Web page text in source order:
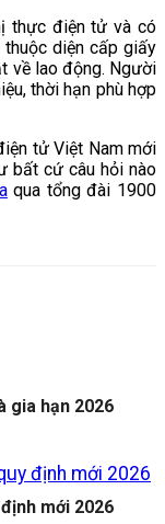
thực điện tử và có
diện cấp giấy
về lao động. Người
thời hạn phù hợp
tử Việt Nam mới
bất cứ câu hỏi nào
qua tổng đài 1900
gia hạn 2026
mới 2026